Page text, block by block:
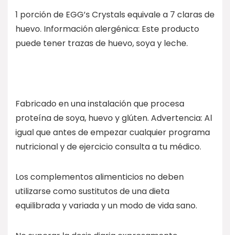
1 porción de EGG’s Crystals equivale a 7 claras de
huevo. Información alergénica: Este producto
puede tener trazas de huevo, soya y leche.
Fabricado en una instalación que procesa
proteína de soya, huevo y glúten. Advertencia: Al
igual que antes de empezar cualquier programa
nutricional y de ejercicio consulta a tu médico.
Los complementos alimenticios no deben
utilizarse como sustitutos de una dieta
equilibrada y variada y un modo de vida sano.